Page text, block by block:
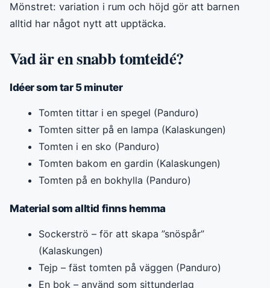
Mönstret: variation i rum och höjd gör att barnen
alltid har något nytt att upptäcka.
Vad är en snabb tomteidé?
Idéer som tar 5 minuter
Tomten tittar i en spegel (Panduro)
Tomten sitter på en lampa (Kalaskungen)
Tomten i en sko (Panduro)
Tomten bakom en gardin (Kalaskungen)
Tomten på en bokhylla (Panduro)
Material som alltid finns hemma
Sockerströ – för att skapa ”snöspår”
(Kalaskungen)
Tejp – fäst tomten på väggen (Panduro)
En bok – använd som sittunderlag